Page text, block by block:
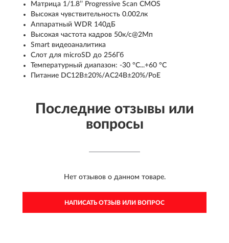
Матрица 1/1.8’’ Progressive Scan CMOS
Высокая чувствительность 0.002лк
Аппаратный WDR 140дБ
Высокая частота кадров 50к/с@2Мп
Smart видеоаналитика
Слот для microSD до 256Гб
Температурный диапазон: -30 °C...+60 °C
Питание DC12В±20%/AC24В±20%/PoE
Последние отзывы или
вопросы
Нет отзывов о данном товаре.
НАПИСАТЬ ОТЗЫВ ИЛИ ВОПРОС